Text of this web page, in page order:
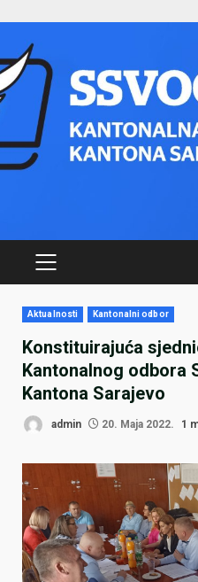
content
PRIMARY
Aktualnosti Kantonalni odbor
Konstituirajuća
Kantonalnog odbora
Kantona Sarajevo
admin 20. Maja 2022. 1